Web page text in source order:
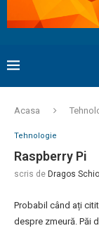
Acasa
Tehnologie
Raspberry Pi
scris de Dragos
Probabil când ați
despre zmeură. Păi